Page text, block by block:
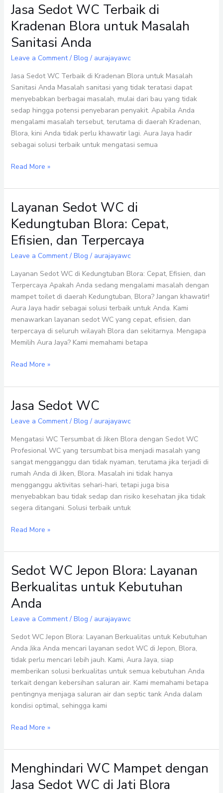
Jasa Sedot WC Terbaik di
Kradenan Blora untuk Masalah
Sanitasi Anda
Leave a Comment / Blog / aurajayawc
Jasa Sedot WC Terbaik di Kradenan Blora untuk Masalah
Sanitasi Anda Masalah sanitasi yang tidak teratasi dapat
menyebabkan berbagai masalah, mulai dari bau yang tidak
sedap hingga potensi penyebaran penyakit. Apabila Anda
mengalami masalah tersebut, terutama di daerah Kradenan,
Blora, kini Anda tidak perlu khawatir lagi. Aura Jaya hadir
sebagai solusi terbaik untuk mengatasi semua
Jasa
WC
Terbaik
Blora
untuk
Masalah
Sanitasi
Anda
Read More »
Layanan Sedot WC di
Kedungtuban Blora: Cepat,
Efisien, dan Terpercaya
Leave a Comment / Blog / aurajayawc
Layanan Sedot WC di Kedungtuban Blora: Cepat, Efisien, dan
Terpercaya Apakah Anda sedang mengalami masalah dengan
mampet toilet di daerah Kedungtuban, Blora? Jangan khawatir!
Aura Jaya hadir sebagai solusi terbaik untuk Anda. Kami
menawarkan layanan sedot WC yang cepat, efisien, dan
terpercaya di seluruh wilayah Blora dan sekitarnya. Mengapa
Memilih Aura Jaya? Kami memahami betapa
Layanan
Sedot
WC
di
Cepat,
Efisien,
dan
Terpercaya
Read More »
Jasa Sedot WC
Leave a Comment / Blog / aurajayawc
Mengatasi WC Tersumbat di Jiken Blora dengan Sedot WC
Profesional WC yang tersumbat bisa menjadi masalah yang
sangat mengganggu dan tidak nyaman, terutama jika terjadi di
rumah Anda di Jiken, Blora. Masalah ini tidak hanya
mengganggu aktivitas sehari-hari, tetapi juga bisa
menyebabkan bau tidak sedap dan risiko kesehatan jika tidak
segera ditangani. Solusi terbaik untuk
Jasa
WC
Read More »
Sedot WC Jepon Blora: Layanan
Berkualitas untuk Kebutuhan
Anda
Leave a Comment / Blog / aurajayawc
Sedot WC Jepon Blora: Layanan Berkualitas untuk Kebutuhan
Anda Jika Anda mencari layanan sedot WC di Jepon, Blora,
tidak perlu mencari lebih jauh. Kami, Aura Jaya, siap
memberikan solusi berkualitas untuk semua kebutuhan Anda
terkait dengan kebersihan saluran air. Kami memahami betapa
pentingnya menjaga saluran air dan septic tank Anda dalam
kondisi optimal, sehingga kami
Sedot
Jepon
Blora:
untuk
Kebutuhan
Anda
Read More »
Menghindari WC Mampet dengan
Jasa Sedot WC di Jati Blora
Menghindari
Mampet